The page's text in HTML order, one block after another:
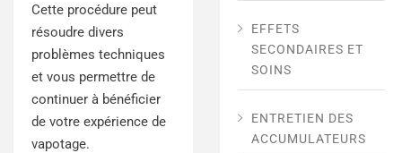
Cette procédure peut
résoudre divers
problèmes techniques
et vous permettre de
continuer à bénéficier
de votre expérience de
vapotage.
EFFETS
SECONDAIRES ET
SOINS
ENTRETIEN DES
ACCUMULATEURS